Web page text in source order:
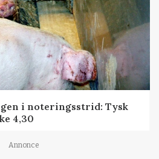
i noteringsstrid: Tysk
4,30
Annonce